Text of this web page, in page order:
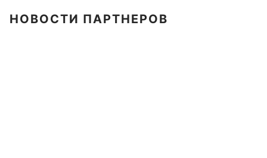
НОВОСТИ ПАРТНЕРОВ